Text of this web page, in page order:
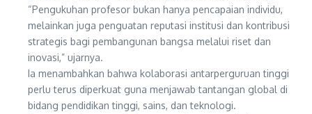
“Pengukuhan profesor bukan hanya pencapaian individu,
melainkan juga penguatan reputasi institusi dan kontribusi
strategis bagi pembangunan bangsa melalui riset dan
inovasi,” ujarnya.
Ia menambahkan bahwa kolaborasi antarperguruan tinggi
perlu terus diperkuat guna menjawab tantangan global di
bidang pendidikan tinggi, sains, dan teknologi.